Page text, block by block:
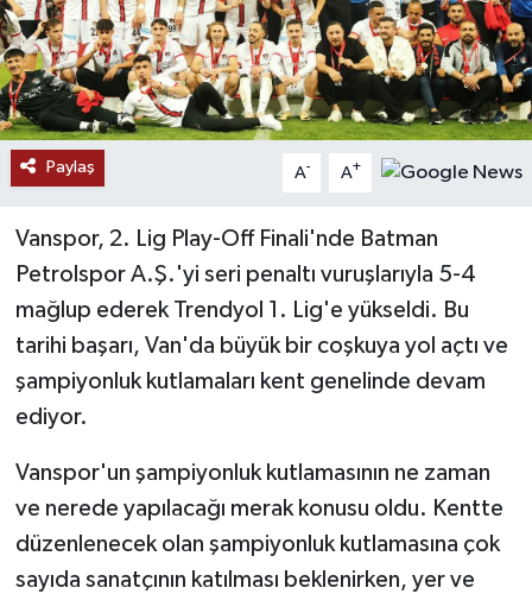
Paylaş A- A+
Vanspor, 2. Lig Play-Off Finali'nde Batman
Petrolspor A.Ş.'yi seri penaltı vuruşlarıyla 5-4
mağlup ederek Trendyol 1. Lig'e yükseldi. Bu
tarihi başarı, Van'da büyük bir coşkuya yol açtı ve
şampiyonluk kutlamaları kent genelinde devam
ediyor.
Vanspor'un şampiyonluk kutlamasının ne zaman
ve nerede yapılacağı merak konusu oldu. Kentte
düzenlenecek olan şampiyonluk kutlamasına çok
sayıda sanatçının katılması beklenirken, yer ve